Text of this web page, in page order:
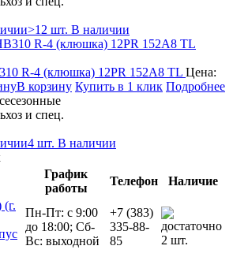
>12 шт. В наличии
R-4 (клюшка) 12PR 152A8 TL Цена:
В корзину Купить в 1 клик Подробнее
и спец.
4 шт. В наличии
График
работы
Телефон
Наличие
Пн-Пт: с 9:00
до 18:00; Сб-
Вс: выходной
+7 (383)
335-88-
85
2 шт.